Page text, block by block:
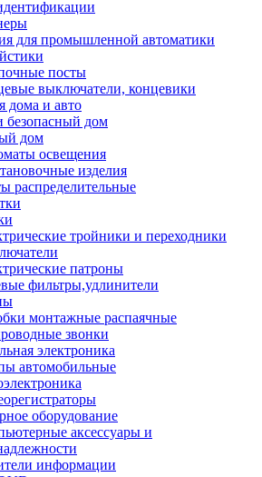
для промышленной автоматики
посты
выключатели, концевики
дома и авто
безопасный дом
дом
освещения
изделия
распределительные
тройники и переходники
патроны
фильтры,удлинители
монтажные распаячные
звонки
электроника
автомобильные
оборудование
аксессуары и
информации